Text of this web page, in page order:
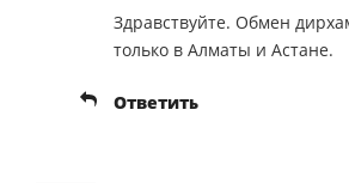
Здравствуйте. Обмен
только в Алматы и Астане.
Ответить